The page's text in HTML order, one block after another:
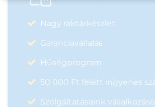
Nagy raktárkészlet
Garanciavállalás
Hűségprogram
50 000 Ft felett ingyenes
Szolgáltatásaink